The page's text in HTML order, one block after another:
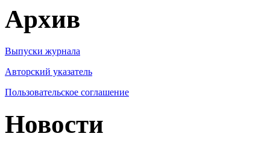
Архив
Выпуски журнала
Авторский указатель
Пользовательское соглашение
Новости